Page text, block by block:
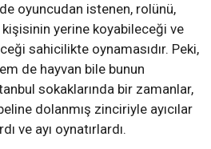
oyuncudan istenen, rolünü,
yerine koyabileceği ve
sahicilikte oynamasıdır. Peki,
de hayvan bile bunun
sokaklarında bir zamanlar,
dolanmış zinciriyle ayıcılar
ve ayı oynatırlardı.